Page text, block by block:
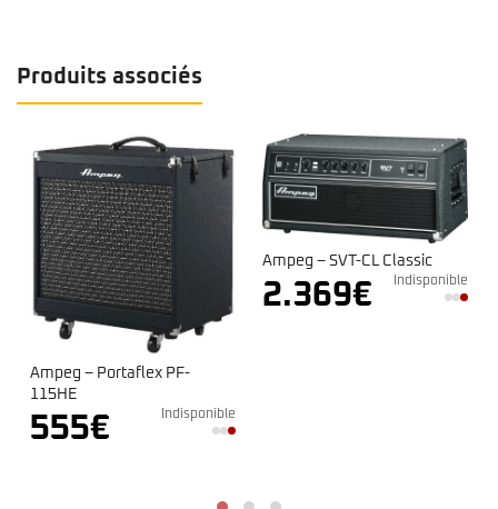
Produits associés
Ampeg – Portaflex PF-
115HE
555€ Indisponible
Ampeg – SVT-CL Classic
2.369€ Indisponible